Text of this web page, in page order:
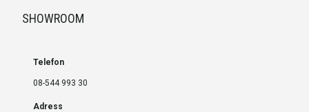
SHOWROOM
Telefon
08-544 993 30
Adress